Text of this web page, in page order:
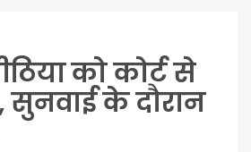
को कोर्ट से
सुनवाई के दौरान